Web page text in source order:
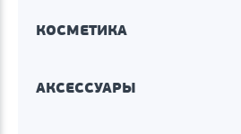
КОСМЕТИКА
АКСЕССУАРЫ